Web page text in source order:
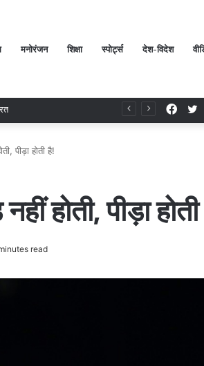
मनोरंजन शिक्षा स्पोर्ट्स देश-विदेश
को सहायता
पीड़ा होती है!
होती, पीड़ा
read